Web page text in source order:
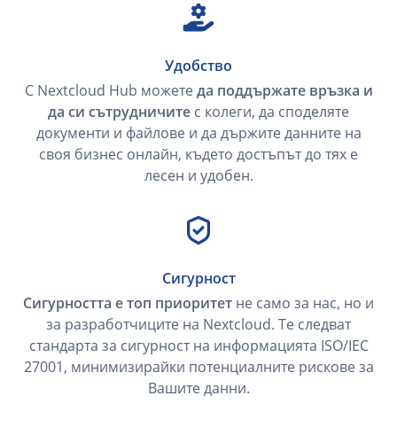
Удобство
С Nextcloud Hub можетеда поддържате връзка и
да си сътрудничите с колеги, да споделяте
документи и файлове и да държите данните на
своя бизнес онлайн, където достъпът до тях е
лесен и удобен.
Сигурност
Сигурността е топ приоритет не само за нас, но и
за разработчиците на Nextcloud. Те следват
стандарта за сигурност на информацията ISO/IEC
27001, минимизирайки потенциалните рискове за
Вашите данни.